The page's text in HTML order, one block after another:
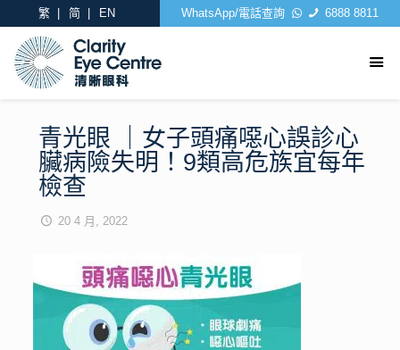
繁 简 EN WhatsApp/電話查詢 6888 8811
青光眼 ｜女子頭痛噁心誤診心
臟病險失明！9類高危族宜每年
檢查
20 4 月, 2022